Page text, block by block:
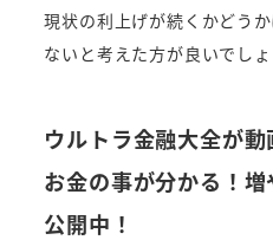
現状の利上げが続くかどう
ないと考えた方が良いでしょ
ウルトラ金融大全が動
お金の事が分かる！
公開中！